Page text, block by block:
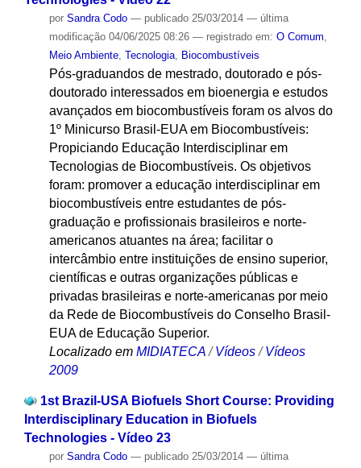
por Sandra Codo — publicado25/03/2014 — última
modificação04/06/2025 08:26 — registrado em: O Comum
Meio Ambiente, Tecnologia, Biocombustíveis
Pós-graduandos de mestrado, doutorado e pós-
doutorado interessados em bioenergia e estudos
avançados em biocombustíveis foram os alvos do
1º Minicurso Brasil-EUA em Biocombustíveis:
Propiciando Educação Interdisciplinar em
Tecnologias de Biocombustíveis. Os objetivos
foram: promover a educação interdisciplinar em
biocombustíveis entre estudantes de pós-
graduação e profissionais brasileiros e norte-
americanos atuantes na área; facilitar o
intercâmbio entre instituições de ensino superior,
científicas e outras organizações públicas e
privadas brasileiras e norte-americanas por meio
da Rede de Biocombustíveis do Conselho Brasil-
EUA de Educação Superior.
Localizado em MIDIATECA /Vídeos /Vídeos
2009
1st Brazil-USA Biofuels Short Course: Providing
Interdisciplinary Education in Biofuels
Technologies - Vídeo 23
por Sandra Codo — publicado25/03/2014 — última